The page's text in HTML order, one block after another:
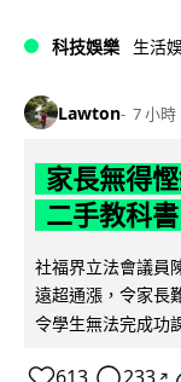
科技娛樂 生活
Lawton 7 小時
家長無得
二手教科
社福界立法會議員
遠超通漲，令家長
令學生無法完成功
↗